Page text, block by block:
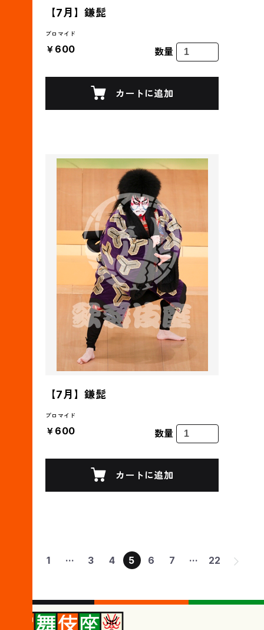
【7月】鎌髭
ブロマイド
￥600 数量
カートに追加
【7月】鎌髭
ブロマイド
￥600 数量
カートに追加
1 ... 3 4 5 6 7 ... 22